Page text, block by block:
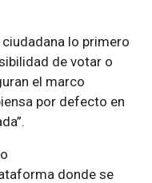
lo primero
de votar o
el marco
por defecto en
donde se